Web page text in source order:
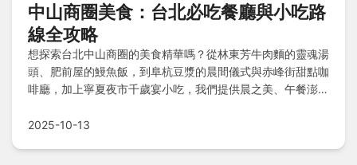
中山商圈美食：台北必吃餐廳與小吃路
線全攻略
想探索台北中山商圈的美食精華嗎？從林東芳牛肉麵的靈魂湯
頭、肥前屋的鰻魚飯，到阜杭豆漿的晨間儀式與赤峰街甜點咖
啡廳，加上寧夏夜市千歲宴小吃，我們提供晨之美、午餐澎湃
日式拉麵與古早味冰品，一次滿足味蕾之旅！
2025-10-13